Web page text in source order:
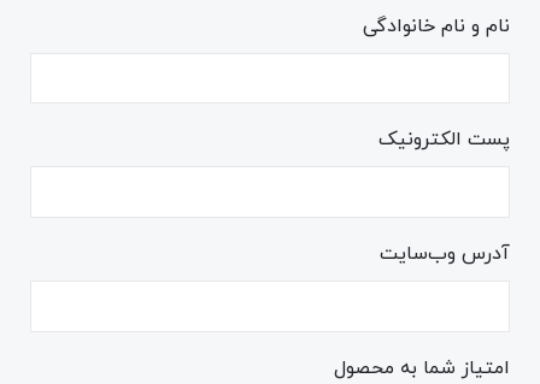
نام و نام خانوادگی
پست الکترونیک
آدرس وب‌سایت
امتیاز شما به محصول